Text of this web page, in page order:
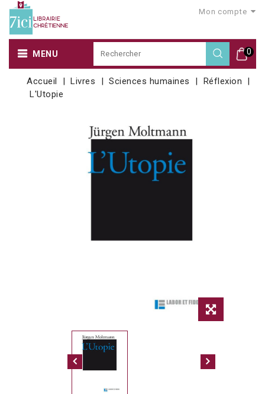
Mon compte
0
MENU
Accueil Livres Sciences humaines
Réflexion
L'Utopie